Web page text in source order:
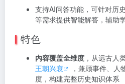
支持AI问答功能，可针对历
等需求提供智能解答，辅助
特色
内容覆盖全维度 ，从远古人
王朝兴衰
，兼顾事件、
度，构建完整历史知识体系